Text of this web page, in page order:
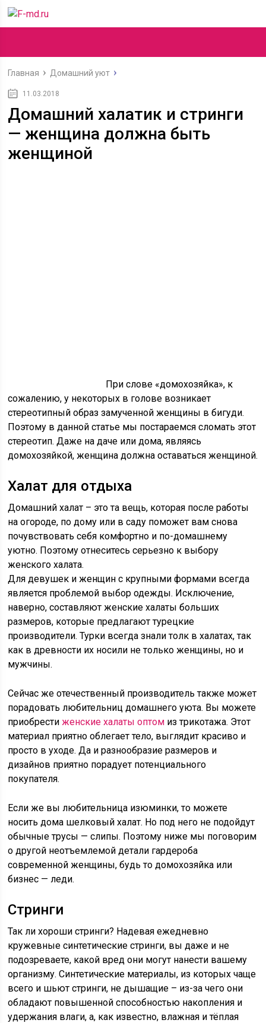
Главная Домашний уют
11.03.2018
Домашний халатик и стринги
— женщина должна быть
женщиной
При слове «домохозяйка», к
сожалению, у некоторых в голове возникает
стереотипный образ замученной женщины в бигуди.
Поэтому в данной статье мы постараемся сломать этот
стереотип. Даже на даче или дома, являясь
домохозяйкой, женщина должна оставаться женщиной.
Халат для отдыха
Домашний халат – это та вещь, которая после работы
на огороде, по дому или в саду поможет вам снова
почувствовать себя комфортно и по-домашнему
уютно. Поэтому отнеситесь серьезно к выбору
женского халата.
Для девушек и женщин с крупными формами всегда
является проблемой выбор одежды. Исключение,
наверно, составляют женские халаты больших
размеров, которые предлагают турецкие
производители. Турки всегда знали толк в халатах, так
как в древности их носили не только женщины, но и
мужчины.
Сейчас же отечественный производитель также может
порадовать любительниц домашнего уюта. Вы можете
приобрестиженские халаты оптом из трикотажа. Этот
материал приятно облегает тело, выглядит красиво и
просто в уходе. Да и разнообразие размеров и
дизайнов приятно порадует потенциального
покупателя.
Если же вы любительница изюминки, то можете
носить дома шелковый халат. Но под него не подойдут
обычные трусы — слипы. Поэтому ниже мы поговорим
о другой неотъемлемой детали гардероба
современной женщины, будь то домохозяйка или
бизнес — леди.
Стринги
Так ли хороши стринги? Надевая ежедневно
кружевные синтетические стринги, вы даже и не
подозреваете, какой вред они могут нанести вашему
организму. Синтетические материалы, из которых чаще
всего и шьют стринги, не дышащие – из-за чего они
обладают повышенной способностью накопления и
удержания влаги, а, как известно, влажная и тёплая